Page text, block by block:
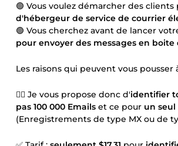
🟢 Vous voulez démarcher des
d'hébergeur de service de courrier
🟢 Vous cherchez avant de lancer
pour envoyer des messages en
Les raisons qui peuvent vous
👉🏻 Je vous propose donc d'identifier
pas 100 000 Emails et ce pour un
(Enregistrements de type MX ou de